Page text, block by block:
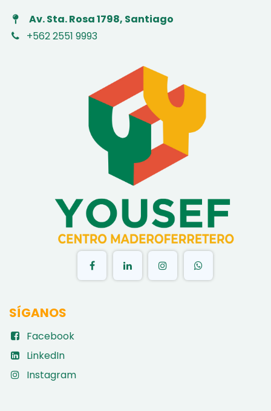
Av. Sta. Rosa 1798, Santiago
+562 2551 9993
SÍGANOS
Facebook
LinkedIn
Instagram